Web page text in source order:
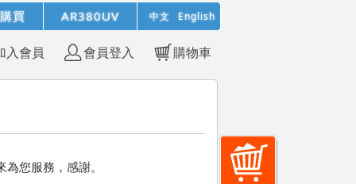
買 AR380UV 中文 English
入會員 會員登入 購物車
您服務，感謝。